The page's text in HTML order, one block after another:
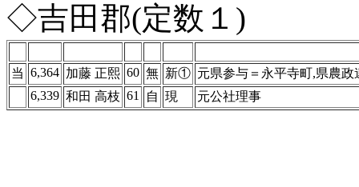
◇吉田郡(定数１)
当 6,364 加藤 正熙 60 無 新① 元県参与＝永平寺町,県農政
6,339 和田 高枝 61 自 現 元公社理事